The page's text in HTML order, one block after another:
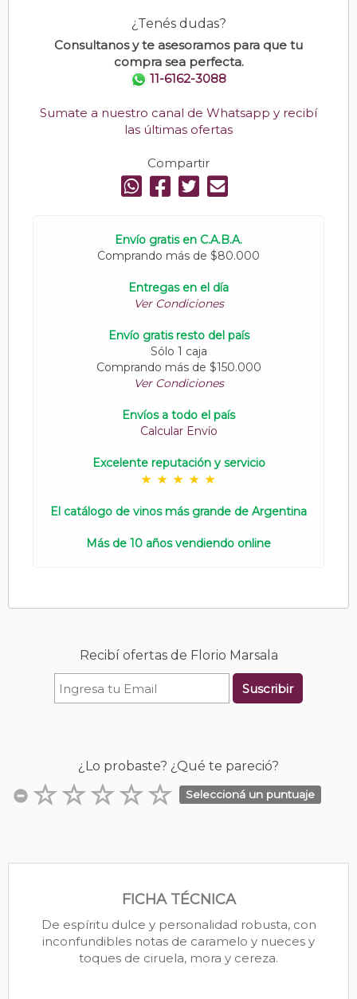
¿Tenés dudas?
Consultanos y te asesoramos para que tu
compra sea perfecta.
11-6162-3088
Sumate a nuestro canal de Whatsapp y recibí
las últimas ofertas
Compartir
Envío gratis en C.A.B.A.
Comprando más de $80.000
Entregas en el día
Ver Condiciones
Envío gratis resto del país
Sólo 1 caja
Comprando más de $150.000
Ver Condiciones
Envíos a todo el país
Calcular Envío
Excelente reputación y servicio
El catálogo de vinos más grande de Argentina
Más de 10 años vendiendo online
Recibí ofertas de Florio Marsala
Suscribir
¿Lo probaste? ¿Qué te pareció?
Seleccioná un puntuaje
FICHA TÉCNICA
De espíritu dulce y personalidad robusta, con
inconfundibles notas de caramelo y nueces y
toques de ciruela, mora y cereza.